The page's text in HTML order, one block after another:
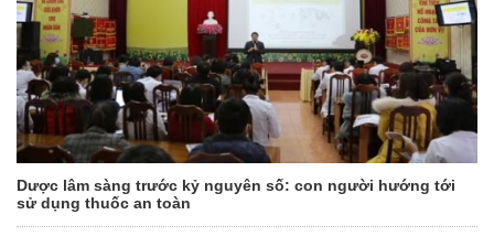
Dược lâm sàng trước kỷ nguyên số: con người hướng tới
sử dụng thuốc an toàn